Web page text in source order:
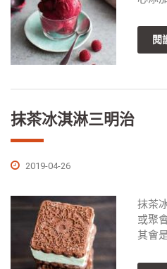
閱
抹茶冰淇淋三明治
2019-04-26
抹茶
或聚
其會